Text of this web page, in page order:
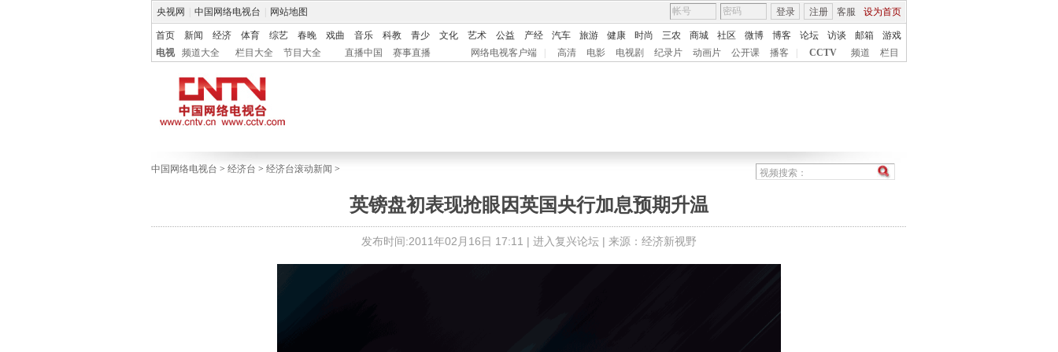
央视网 中国网络电视台 网站地图 客服 设为首页
登录 注册
首页 新闻 经济 体育 综艺 春晚 戏曲 音乐 科教 青少 文化 艺术 公益 产经 汽车 旅游 健康 时尚 三农 商城 社区 微博 博客 论坛 访谈 邮箱
游戏
电视
频道大全 栏目大全 节目大全 直播中国 赛事直播 网络电视客户端 高清 电影 电视剧 纪录片 动画片 公开课 播客 CCTV 频道 栏目
中国网络电视台 > 经济台 > 经济台滚动新闻 >
英镑盘初表现抢眼因英国央行加息预期升温
发布时间:2011年02月16日 17:11 | 进入复兴论坛 | 来源：经济新视野